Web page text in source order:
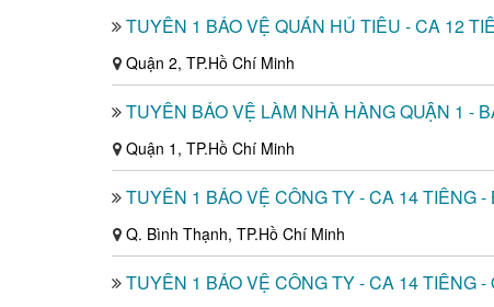
TUYỂN 1 BẢO VỆ QUÁN HỦ TIẾU - CA 12
Quận 2, TP.Hồ Chí Minh
TUYỂN BẢO VỆ LÀM NHÀ HÀNG QUẬN 1 -
Quận 1, TP.Hồ Chí Minh
TUYỂN 1 BẢO VỆ CÔNG TY - CA 14 TIẾNG
Q. Bình Thạnh, TP.Hồ Chí Minh
TUYỂN 1 BẢO VỆ CÔNG TY - CA 14 TIẾNG